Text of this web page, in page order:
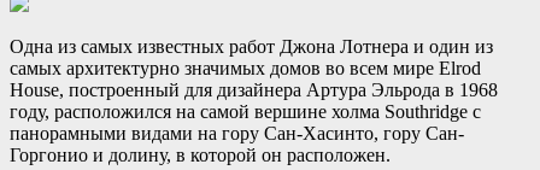
Одна из самых известных работ Джона Лотнера и один из
самых архитектурно значимых домов во всем мире Elrod
House, построенный для дизайнера Артура Эльрода в 1968
году, расположился на самой вершине холма Southridge с
панорамными видами на гору Сан-Хасинто, гору Сан-
Горгонио и долину, в которой он расположен.